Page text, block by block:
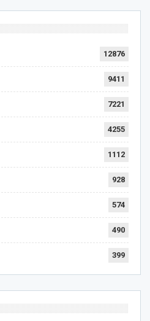
12876
9411
7221
4255
1112
928
574
490
399